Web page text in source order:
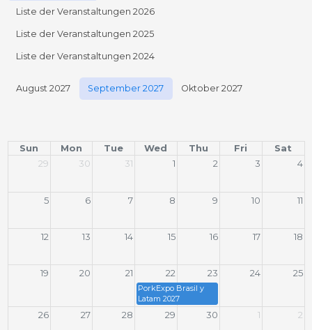
Liste der Veranstaltungen 2026
Liste der Veranstaltungen 2025
Liste der Veranstaltungen 2024
August 2027 September 2027 Oktober 2027
Sun Mon Tue Wed Thu Fri
Sat
29
30 31 1 2 3 4
5 6 7 8 9 10 11
12 13 14 15 16 17 18
19 20 21 22 23 24 25
PorkExpo Brasil y
Latam 2027
26 27 28 29 30 1 2